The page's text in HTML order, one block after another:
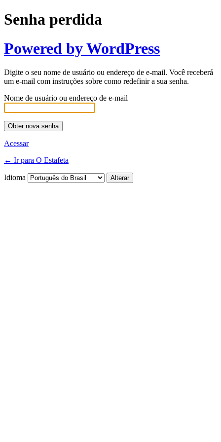
Senha perdida
Powered by WordPress
Digite o seu nome de usuário ou endereço de e-mail. Você receberá
um e-mail com instruções sobre como redefinir a sua senha.
Nome de usuário ou endereço de e-mail
Acessar
← Ir para O Estafeta
Idioma